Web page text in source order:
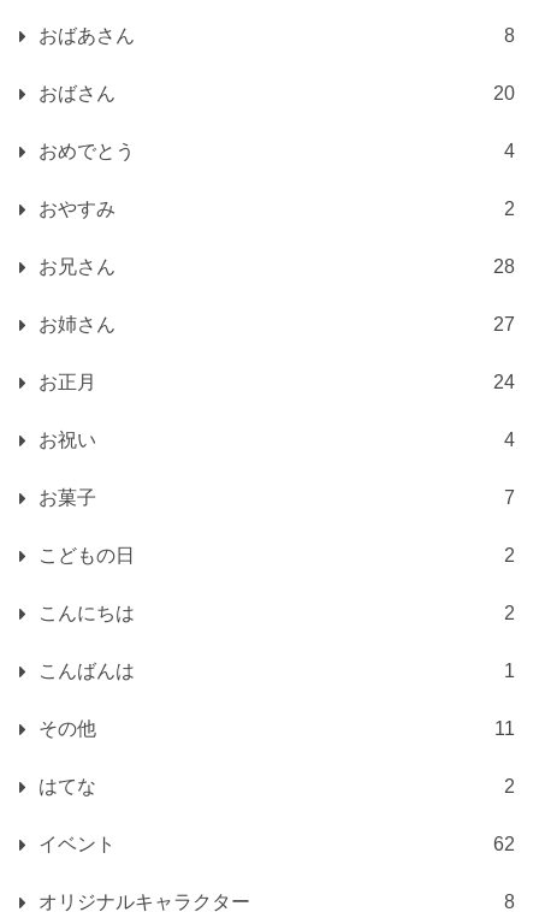
おばあさん 8
おばさん 20
おめでとう 4
おやすみ 2
お兄さん 28
お姉さん 27
お正月 24
お祝い 4
お菓子 7
こどもの日 2
こんにちは 2
こんばんは 1
その他 11
はてな 2
イベント 62
オリジナルキャラクター 8